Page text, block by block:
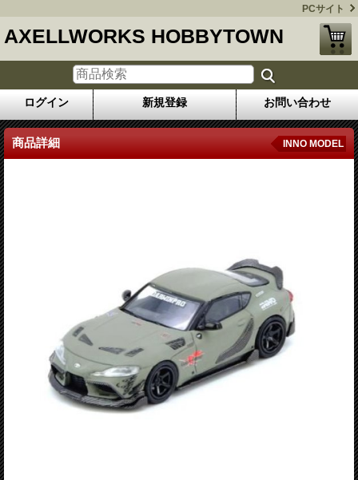
PCサイト
AXELLWORKS HOBBYTOWN
ログイン 新規登録 お問い合わせ
商品詳細 INNO MODEL